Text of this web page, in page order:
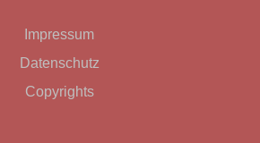
Impressum
Datenschutz
Copyrights